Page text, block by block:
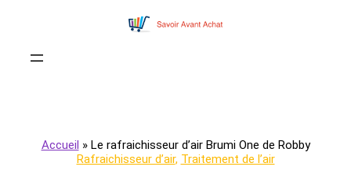
Accueil » Le rafraichisseur d’air Brumi One de Robby
Rafraichisseur d’air, Traitement de l’air